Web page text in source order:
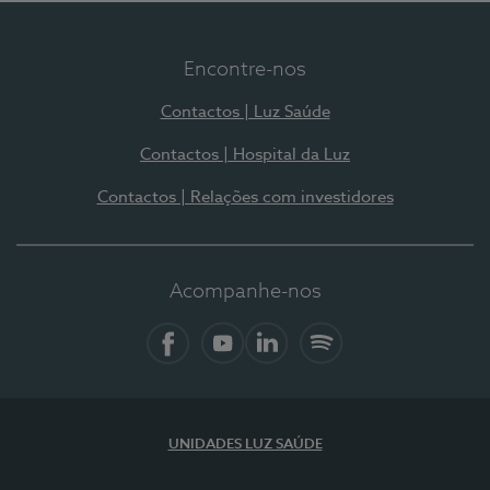
Encontre-nos
Contactos | Luz Saúde
Contactos | Hospital da Luz
Contactos | Relações com investidores
Acompanhe-nos
UNIDADES LUZ SAÚDE